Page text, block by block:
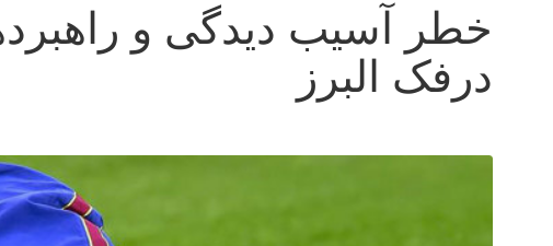
خطر آسیب دیدگی و
درفک البرز